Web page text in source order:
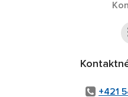
+421